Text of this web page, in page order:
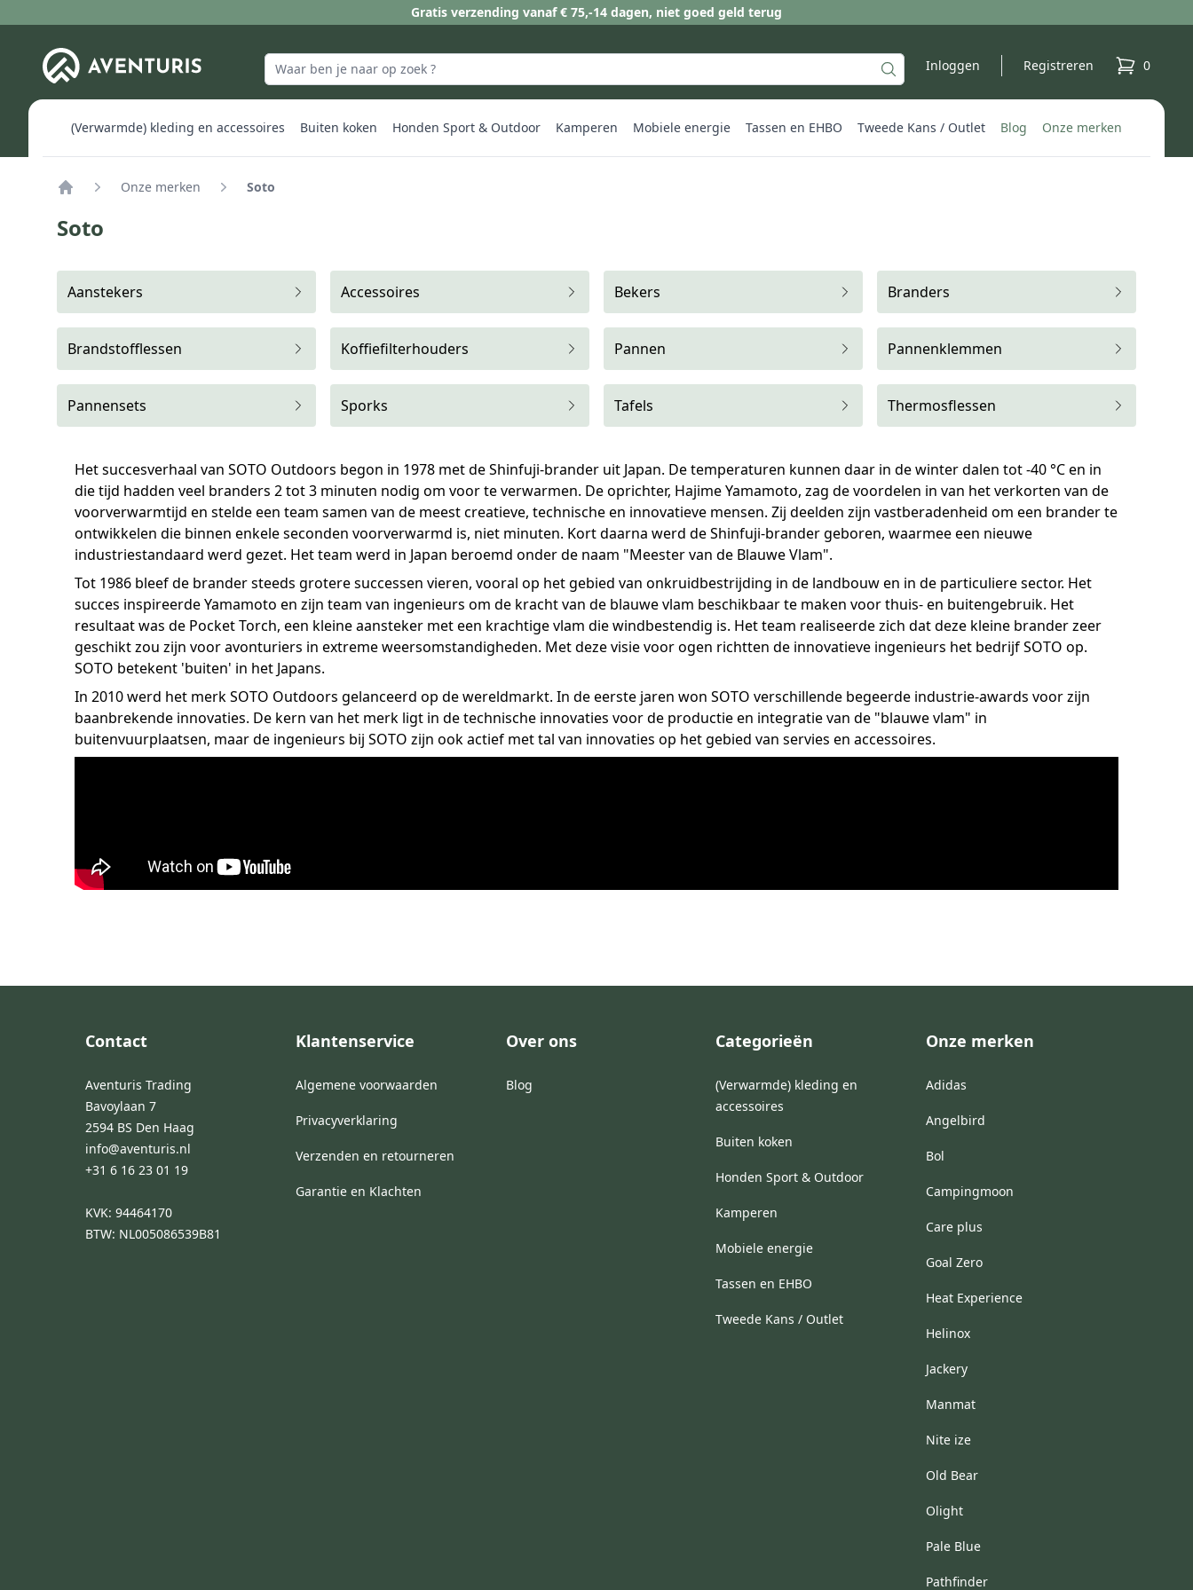
Gratis verzending vanaf € 75,-14 dagen, niet goed geld terug
Inloggen Registreren 0
producten
(Verwarmde) kleding en accessoires Buiten koken Honden Sport & Outdoor Kamperen Mobiele energie Tassen en EHBO Tweede Kans / Outlet Blog Onze merken
Onze merken Soto
Soto
Aanstekers Accessoires Bekers Branders
Brandstofflessen Koffiefilterhouders Pannen Pannenklemmen
Pannensets Sporks Tafels Thermosflessen
Het succesverhaal van SOTO Outdoors begon in 1978 met de Shinfuji-brander uit Japan. De temperaturen kunnen daar in de winter dalen tot -40 °C en in
die tijd hadden veel branders 2 tot 3 minuten nodig om voor te verwarmen. De oprichter, Hajime Yamamoto, zag de voordelen in van het verkorten van de
voorverwarmtijd en stelde een team samen van de meest creatieve, technische en innovatieve mensen. Zij deelden zijn vastberadenheid om een brander te
ontwikkelen die binnen enkele seconden voorverwarmd is, niet minuten. Kort daarna werd de Shinfuji-brander geboren, waarmee een nieuwe
industriestandaard werd gezet. Het team werd in Japan beroemd onder de naam "Meester van de Blauwe Vlam".
Tot 1986 bleef de brander steeds grotere successen vieren, vooral op het gebied van onkruidbestrijding in de landbouw en in de particuliere sector. Het
succes inspireerde Yamamoto en zijn team van ingenieurs om de kracht van de blauwe vlam beschikbaar te maken voor thuis- en buitengebruik. Het
resultaat was de Pocket Torch, een kleine aansteker met een krachtige vlam die windbestendig is. Het team realiseerde zich dat deze kleine brander zeer
geschikt zou zijn voor avonturiers in extreme weersomstandigheden. Met deze visie voor ogen richtten de innovatieve ingenieurs het bedrijf SOTO op.
SOTO betekent 'buiten' in het Japans.
In 2010 werd het merk SOTO Outdoors gelanceerd op de wereldmarkt. In de eerste jaren won SOTO verschillende begeerde industrie-awards voor zijn
baanbrekende innovaties. De kern van het merk ligt in de technische innovaties voor de productie en integratie van de "blauwe vlam" in
buitenvuurplaatsen, maar de ingenieurs bij SOTO zijn ook actief met tal van innovaties op het gebied van servies en accessoires.
Contact
Aventuris Trading
Bavoylaan 7
2594 BS Den Haag
info@aventuris.nl
+31 6 16 23 01 19
KVK: 94464170
BTW: NL005086539B81
Klantenservice
Algemene voorwaarden
Privacyverklaring
Verzenden en retourneren
Garantie en Klachten
Over ons
Blog
Categorieën
(Verwarmde) kleding en
accessoires
Buiten koken
Honden Sport & Outdoor
Kamperen
Mobiele energie
Tassen en EHBO
Tweede Kans / Outlet
Onze merken
Adidas
Angelbird
Bol
Campingmoon
Care plus
Goal Zero
Heat Experience
Helinox
Jackery
Manmat
Nite ize
Old Bear
Olight
Pale Blue
Pathfinder